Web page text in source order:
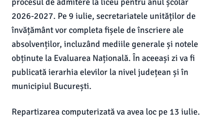
2026-2027. Pe 9 iulie, secretariatele unităților de
învățământ vor completa fișele de înscriere ale
absolvenților, incluzând mediile generale și notele
obținute la Evaluarea Națională. În aceeași zi va fi
publicată ierarhia elevilor la nivel județean și în
municipiul București.
Repartizarea computerizată va avea loc pe 13 iulie.